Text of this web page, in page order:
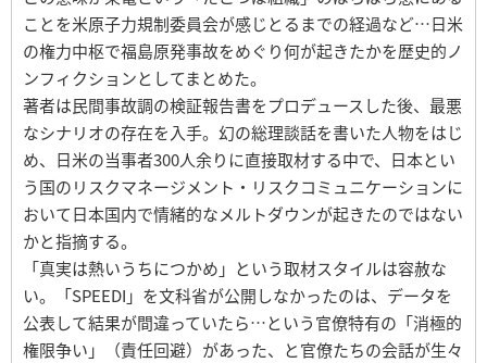
ことを米原子力規制委員会が感じとるまでの経過など…日米
の権力中枢で福島原発事故をめぐり何が起きたかを歴史的ノ
ンフィクションとしてまとめた。
著者は民間事故調の検証報告書をプロデュースした後、最悪
なシナリオの存在を入手。幻の総理談話を書いた人物をはじ
め、日米の当事者300人余りに直接取材する中で、日本とい
う国のリスクマネージメント・リスクコミュニケーションに
おいて日本国内で情緒的なメルトダウンが起きたのではない
かと指摘する。
「真実は熱いうちにつかめ」という取材スタイルは容赦な
い。「SPEEDI」を文科省が公開しなかったのは、データを
公表して結果が間違っていたら…という官僚特有の「消極的
権限争い」（責任回避）があった、と官僚たちの会話が生々